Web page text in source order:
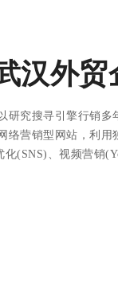
汉外
研究搜寻引擎行销
络营销型网站，利
(SNS)、视频营销